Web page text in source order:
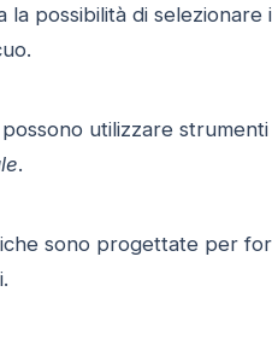
possibilità di
utilizzare
.
sono progettate per